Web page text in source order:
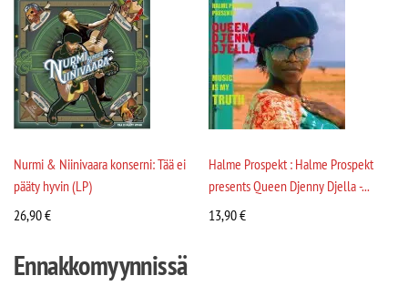
Nurmi & Niinivaara konserni: Tää ei
pääty hyvin (LP)
26,90€
Halme Prospekt : Halme Prospekt
presents Queen Djenny Djella -...
13,90€
Ennakkomyynnissä